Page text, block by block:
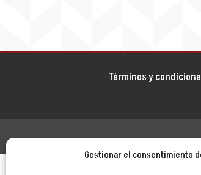
Gestionar el consentimiento
Términos y